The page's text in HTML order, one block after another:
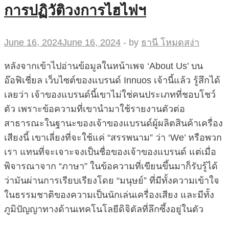
การปฏิวัติวงการไฮไฟฯ
June 16, 2024June 16, 2024 - by ธานี โหมดสง่า
หลังจากเข้าไปอ่านข้อมูลในหน้าเพจ ‘About Us’ บน
อ๊อฟิเชี่ยล เว็บไซต์ของแบรนด์ Innuos เจ้านี้แล้ว รู้สึกได้
เลยว่า เจ้าของแบรนด์นี้เขาไม่ใช่คนประเภทที่ชอบโชว์
ตัว เพราะข้อความที่เขานำมาใช้รายงานตัวต่อ
สาธารณะในฐานะของเจ้าของแบรนด์ผู้ผลิตสินค้าเครื่อง
เสียงนี้ เขาเลี่ยงที่จะใช้แค่ “สรรพนาม” ว่า ‘We’ หรือพวก
เรา แทนที่จะเจาะจงเป็นชื่อของเจ้าของแบรนด์ แต่เมื่อ
พิจารณาจาก “ภาษา” ในข้อความที่เขียนขึ้นมาก็รับรู้ได้
ว่ามันผ่านการเรียบเรียงโดย “มนุษย์” ที่มีทั้งความเข้าใจ
ในธรรมชาติของความเป็นนักเล่นเครื่องเสียง และมีทั้ง
ภูมิปัญญาทางด้านเทคโนโลยีดิจิตัลที่ลึกซึ้งอยู่ในตัว